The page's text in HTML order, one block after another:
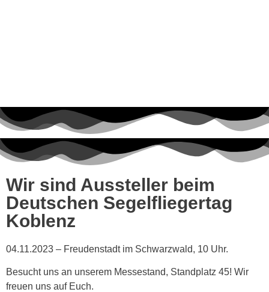
Wir sind Aussteller beim
Deutschen Segelfliegertag
Koblenz
04.11.2023 – Freudenstadt im Schwarzwald, 10 Uhr.
Besucht uns an unserem Messestand, Standplatz 45! Wir
freuen uns auf Euch.